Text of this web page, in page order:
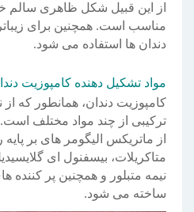
از این قبیل شکل ظاهری سالم
مناسب است. همچنین برای
دندان ها استفاده می شود.
مواد تشکیل دهنده کامپوزیت
کامپوزیت دندان، همانطور که
ترکیبی از چند مواد مختلف است.
از ماتریکس الیگومر های بر
متاکریلات، بیسفنول ای
نیمه متبلور و همچنین پر کننده
ساخته می شود.